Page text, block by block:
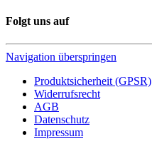
Folgt uns auf
Navigation überspringen
Produktsicherheit (GPSR)
Widerrufsrecht
AGB
Datenschutz
Impressum